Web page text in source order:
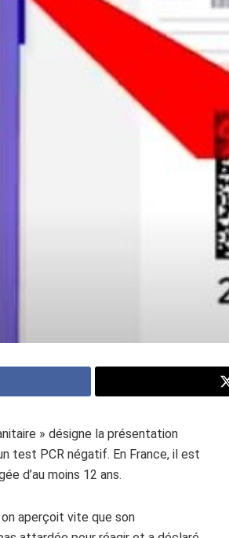
» désigne la présentation
test PCR négatif. En France, il est
d’au moins 12 ans.
aperçoit vite que son